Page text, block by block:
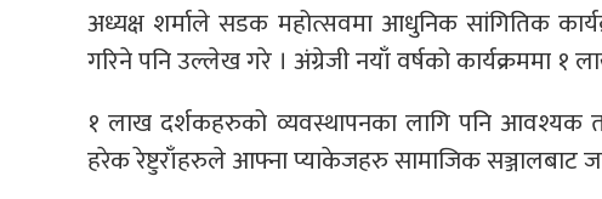
अध्यक्ष शर्माले सडक महोत्सवमा आधुनिक सांगितिक
गरिने पनि उल्लेख गरे । अंग्रेजी नयाँ वर्षको कार्यक्रममा १
१ लाख दर्शकहरुको व्यवस्थापनका लागि पनि आवश्यक
हरेक रेष्टुराँहरुले आफ्ना प्याकेजहरु सामाजिक सञ्जालबाट